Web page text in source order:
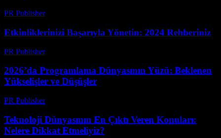
PR Publisher-
Etkinliklerinizi Başarıyla Yönetin: 2024 Rehberiniz
PR Publisher-
2026’da Programlama Dünyasının Yüzü: Beklenen
Yükselişler ve Düşüşler
PR Publisher-
Teknoloji Dünyasının En Çıktı Veren Konuları:
Nelere Dikkat Etmeliyiz?